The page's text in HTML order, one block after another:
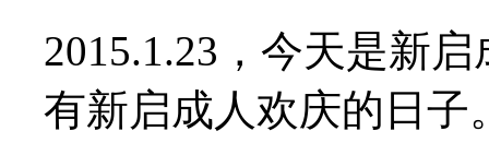
2015.1.23，今天是新
有新启成人欢庆的日子